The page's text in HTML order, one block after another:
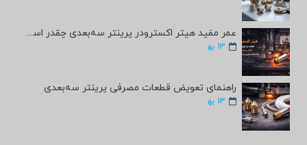
عمر مفید هیتر اکسترودر پرینتر سه‌بعدی چقدر است؟
13 به‍
راهنمای تعویض قطعات مصرفی پرینتر سه‌بعدی
13 به‍